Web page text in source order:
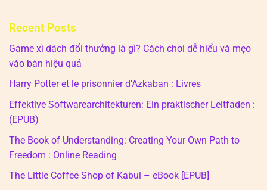
Recent Posts
Game xì dách đổi thưởng là gì? Cách chơi dễ hiểu và mẹo
vào bàn hiệu quả
Harry Potter et le prisonnier d’Azkaban : Livres
Effektive Softwarearchitekturen: Ein praktischer Leitfaden :
(EPUB)
The Book of Understanding: Creating Your Own Path to
Freedom : Online Reading
The Little Coffee Shop of Kabul – eBook [EPUB]